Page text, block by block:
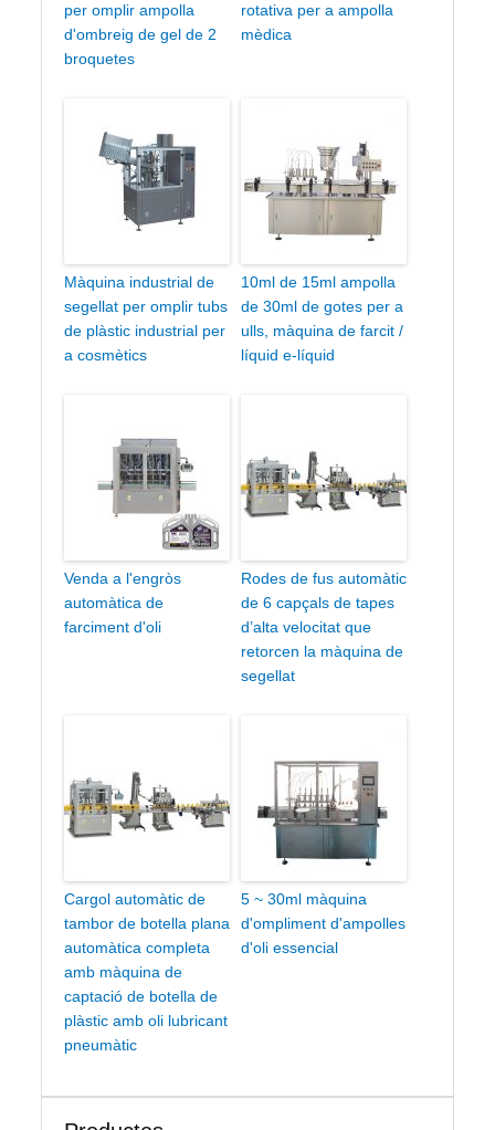
per omplir ampolla
d'ombreig de gel de 2
broquetes
rotativa per a ampolla
mèdica
Màquina industrial de
segellat per omplir tubs
de plàstic industrial per
a cosmètics
10ml de 15ml ampolla
de 30ml de gotes per a
ulls, màquina de farcit /
líquid e-líquid
Venda a l'engròs
automàtica de
farciment d'oli
Rodes de fus automàtic
de 6 capçals de tapes
d’alta velocitat que
retorcen la màquina de
segellat
Cargol automàtic de
tambor de botella plana
automàtica completa
amb màquina de
captació de botella de
plàstic amb oli lubricant
pneumàtic
5 ~ 30ml màquina
d'ompliment d'ampolles
d'oli essencial